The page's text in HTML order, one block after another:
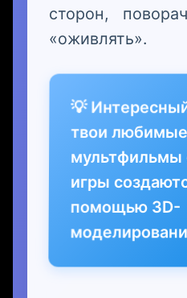
сторон,
«оживлять».
💡
твои любимые
мультфильмы
игры
помощью 3D-